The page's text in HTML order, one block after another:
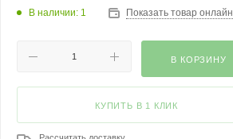
В наличии: 1 Показать товар онлайн
В КОРЗИНУ
КУПИТЬ В 1 КЛИК